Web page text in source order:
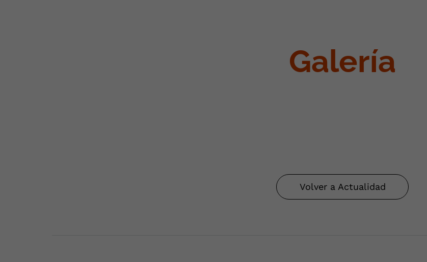
Galería
Volver a Actualidad